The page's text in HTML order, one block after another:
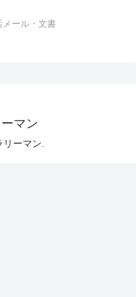
メール・文書
マン
ーマン.